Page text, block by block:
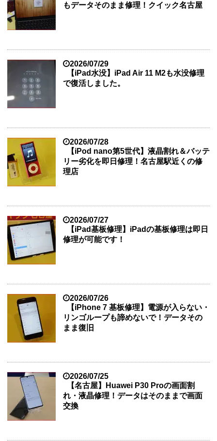
もデータそのまま修理！クイック名古屋
2026/07/29
【iPad水没】iPad Air 11 M2も水没修理
で復活しました。
2026/07/28
【iPod nano第5世代】液晶割れ＆バッテ
リー劣化を即日修理！名古屋駅近くの修
理店
2026/07/27
【iPad基板修理】iPadの基板修理は即日
修理が可能です！
2026/07/26
【iPhone 7 基板修理】電源が入らない・
リンゴループも諦めないで！データその
まま復旧
2026/07/25
【名古屋】Huawei P30 Proの画面割
れ・液晶修理！データはそのままで画面
交換